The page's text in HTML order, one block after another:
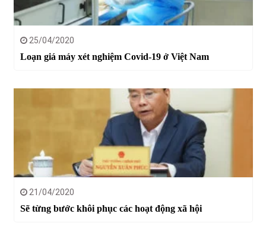
25/04/2020
Loạn giá máy xét nghiệm Covid-19 ở Việt Nam
21/04/2020
Sẽ từng bước khôi phục các hoạt động xã hội